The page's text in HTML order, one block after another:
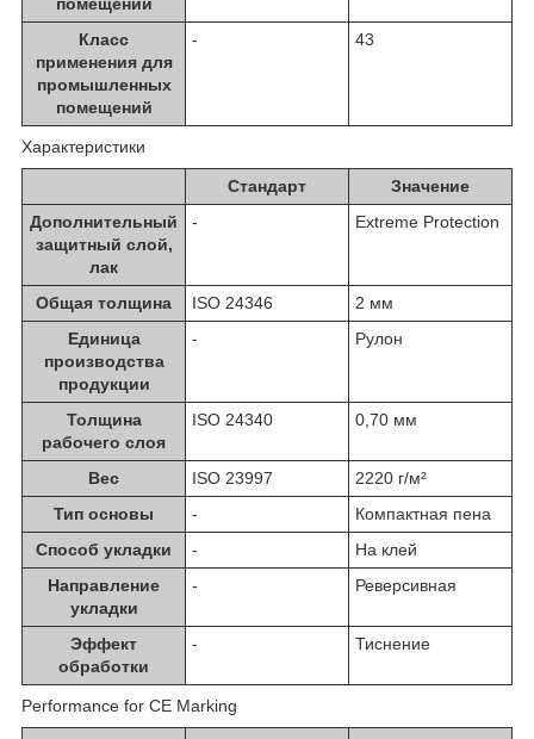
Класс
применения для
промышленных
помещений
- 43
Характеристики
Стандарт
Значение
Дополнительный
защитный слой,
лак
- Extreme Protection
Общая толщина ISO 24346
2 мм
Единица
производства
продукции
- Рулон
Толщина
рабочего слоя
ISO 24340 0,70 мм
Вес ISO 23997
2220 г/м²
Тип основы
-
Компактная пена
Способ укладки
-
На клей
Направление
укладки
- Реверсивная
Эффект
обработки
- Тиснение
Performance for CE Marking